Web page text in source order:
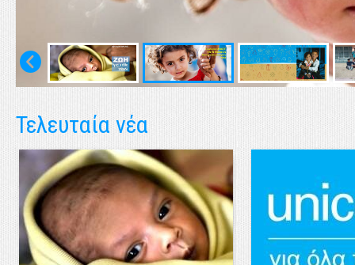
Τελευταία νέα